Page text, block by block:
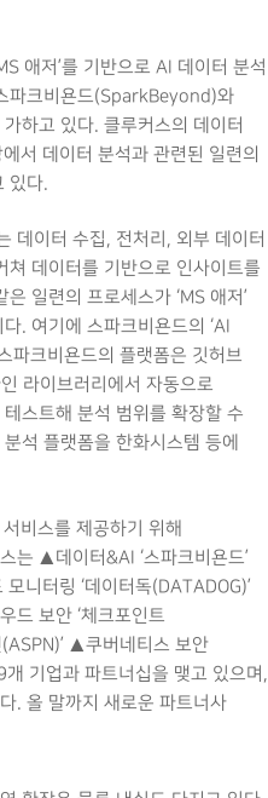
애저’를 기반으로 AI 데이터 분석
파크비욘드(SparkBeyond)와
하고 있다. 클루커스의 데이터
서 데이터 분석과 관련된 일련의
있다.
데이터 수집, 전처리, 외부 데이터
쳐 데이터를 기반으로 인사이트를
일련의 프로세스가 ‘MS 애저’
. 여기에 스파크비욘드의 ‘AI
파크비욘드의 플랫폼은 깃허브
라이브러리에서 자동으로
스트해 분석 범위를 확장할 수
석 플랫폼을 한화시스템 등에
비스를 제공하기 위해
는 ▲데이터&AI ‘스파크비욘드’
니터링 ‘데이터독(DATADOG)’
드 보안 ‘체크포인트
▲쿠버네티스 보안
기업과 파트너십을 맺고 있으며,
. 올 말까지 새로운 파트너사